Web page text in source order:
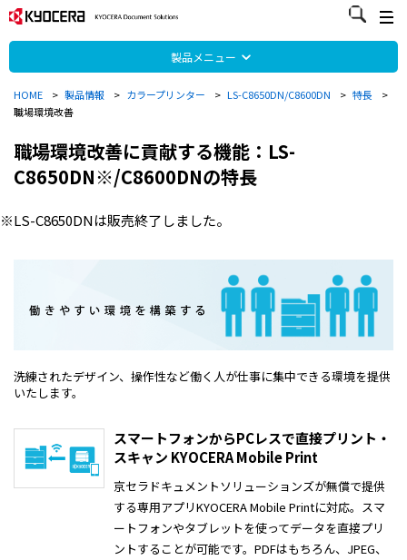
製品メニュー
HOME > 製品情報 > カラープリンター > LS-C8650DN/C8600DN > 特長
>
職場環境改善
職場環境改善に貢献する機能：LS-
C8650DN※/C8600DNの特長
※LS-C8650DNは販売終了しました。
洗練されたデザイン、操作性など働く人が仕事に集中できる環境を提供
いたします。
スマートフォンからPCレスで直接プリント・
スキャン KYOCERA Mobile Print
京セラドキュメントソリューションズが無償で提供
する専用アプリKYOCERA Mobile Printに対応。スマ
ートフォンやタブレットを使ってデータを直接プリ
ントすることが可能です。PDFはもちろん、JPEG、